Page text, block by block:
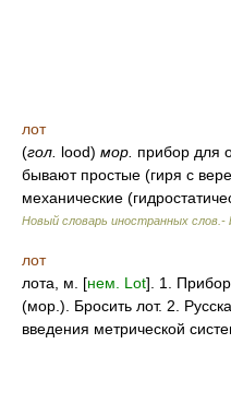
лот
(гол. lood) мор. прибор для
бывают простые (гиря с
механические
Новый словарь иностранных слов.-
лот
лота, м. [нем. Lot]. 1.
(мор.). Бросить лот. 2.
введения метрической